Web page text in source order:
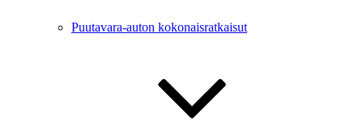
Puutavara-auton kokonaisratkaisut